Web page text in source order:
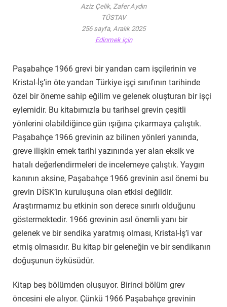
Aziz Çelik, Zafer Aydın
TÜSTAV
256 sayfa, Aralık 2025
Edinmek için
Paşabahçe 1966 grevi bir yandan cam işçilerinin ve
Kristal-İş’in öte yandan Türkiye işçi sınıfının tarihinde
özel bir öneme sahip eğilim ve gelenek oluşturan bir işçi
eylemidir. Bu kitabımızla bu tarihsel grevin çeşitli
yönlerini olabildiğince gün ışığına çıkarmaya çalıştık.
Paşabahçe 1966 grevinin az bilinen yönleri yanında,
greve ilişkin emek tarihi yazınında yer alan eksik ve
hatalı değerlendirmeleri de incelemeye çalıştık. Yaygın
kanının aksine, Paşabahçe 1966 grevinin asıl önemi bu
grevin DİSK’in kuruluşuna olan etkisi değildir.
Araştırmamız bu etkinin son derece sınırlı olduğunu
göstermektedir. 1966 grevinin asıl önemli yanı bir
gelenek ve bir sendika yaratmış olması, Kristal-İş’i var
etmiş olmasıdır. Bu kitap bir geleneğin ve bir sendikanın
doğuşunun öyküsüdür.
Kitap beş bölümden oluşuyor. Birinci bölüm grev
öncesini ele alıyor. Çünkü 1966 Paşabahçe grevinin